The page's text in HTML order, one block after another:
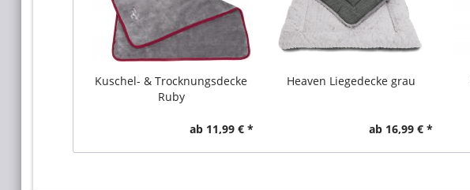
Kuschel- & Trocknungsdecke
Ruby
ab 11,99 € *
Heaven Liegedecke grau
ab 16,99 € *